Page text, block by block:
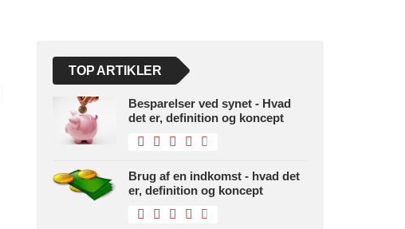
TOP ARTIKLER
Besparelser ved synet - Hvad
det er, definition og koncept
Brug af en indkomst - hvad det
er, definition og koncept